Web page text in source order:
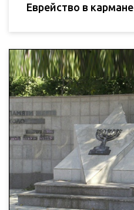
Еврейство в кармане